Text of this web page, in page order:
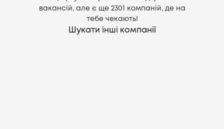
вакансій, але є ще 2301
компаній, де на
тебе чекають!
Шукати інші компанії